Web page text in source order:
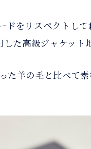
をリスペクトして
た高級ジャケット
羊の毛と比べて